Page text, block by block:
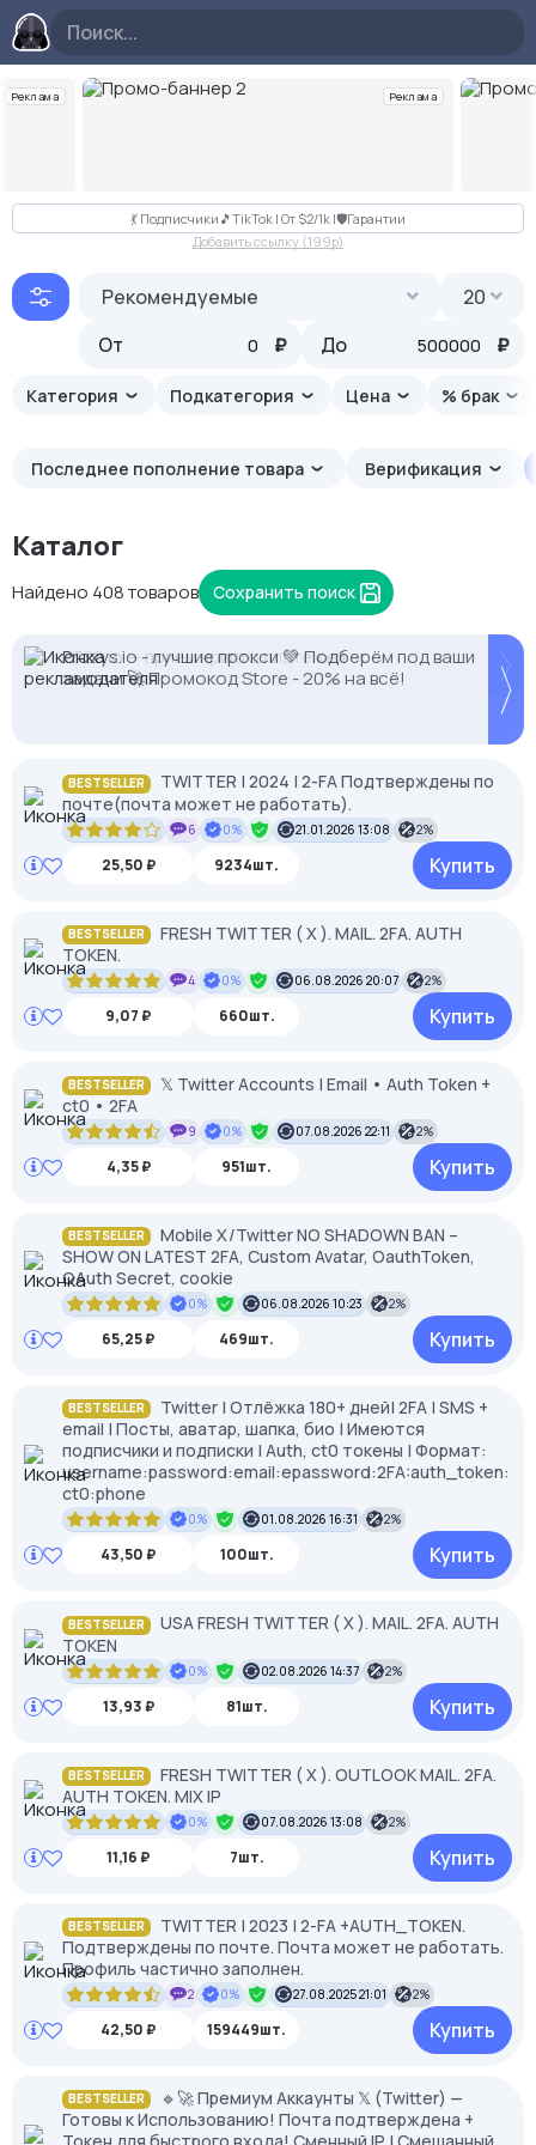
Реклама Реклама
Слайд 2 из 10
💃 Подписчики🎵TikTok | От $2/1k |🛡Гарантии
Добавить ссылку (199p)
Рекомендуемые
От
₽ До ₽
20
Категория Подкатегория Цена % брак
Последнее пополнение товара Верификация
Каталог
Найдено 408 товаров Сохранить поиск
Proxys.io - лучшие прокси 💚 Подберём под ваши
задачи 🚀 Промокод Store - 20% на всё!
-35% на прокси с высоким IP Score. Промокод:
MASK35. Чистые IP, минимум банов.
2328.io — прием крипто платежей
BESTSELLER
TWITTER | 2024 | 2-FA Подтверждены по
почте(почта может не работать).
6 0% 21.01.2026 13:08 2%
25,50 ₽ 9234шт. Купить
BESTSELLER
FRESH TWITTER ( X ). MAIL. 2FA. AUTH
TOKEN.
4 0% 06.08.2026 20:07 2%
9,07 ₽ 660шт. Купить
BESTSELLER
𝕏 Twitter Accounts | Email • Auth Token +
ct0 • 2FA
9 0% 07.08.2026 22:11 2%
4,35 ₽ 951шт. Купить
BESTSELLER
Mobile X/Twitter NO SHADOWN BAN –
SHOW ON LATEST 2FA, Custom Avatar, OauthToken,
OAuth Secret, cookie
0% 06.08.2026 10:23 2%
65,25 ₽ 469шт. Купить
BESTSELLER
Twitter | Отлёжка 180+ дней| 2FA | SMS +
email | Посты, аватар, шапка, био | Имеются
подписчики и подписки | Auth, ct0 токены | Формат:
username:password:email:epassword:2FA:auth_token:
ct0:phone
0% 01.08.2026 16:31 2%
43,50 ₽ 100шт. Купить
BESTSELLER
USA FRESH TWITTER ( X ). MAIL. 2FA. AUTH
TOKEN
0% 02.08.2026 14:37 2%
13,93 ₽ 81шт. Купить
BESTSELLER
FRESH TWITTER ( X ). OUTLOOK MAIL. 2FA.
AUTH TOKEN. MIX IP
0% 07.08.2026 13:08 2%
11,16 ₽ 7шт. Купить
BESTSELLER
TWITTER | 2023 | 2-FA +AUTH_TOKEN.
Подтверждены по почте. Почта может не работать.
Профиль частично заполнен.
2 0% 27.08.2025 21:01 2%
42,50 ₽ 159449шт. Купить
BESTSELLER
🔹🚀 Премиум Аккаунты 𝕏 (Twitter) —
Готовы к Использованию! Почта подтверждена +